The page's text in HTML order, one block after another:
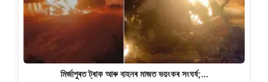
k
মিৰ্জাপুৰত ট্ৰাক আৰু বাহনৰ মাজত ভয়ংকৰ সংঘৰ্ষ;…